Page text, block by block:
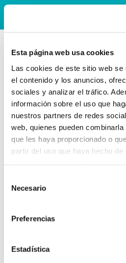
Esta página web usa cookies
Las cookies de este sitio web se
el contenido y los anuncios,
sociales y analizar el tráfico.
información sobre el uso que
nuestros partners de redes
web, quienes pueden
que les haya proporcionado o
partir del uso que haya hecho
Necesario
Preferencias
Estadística